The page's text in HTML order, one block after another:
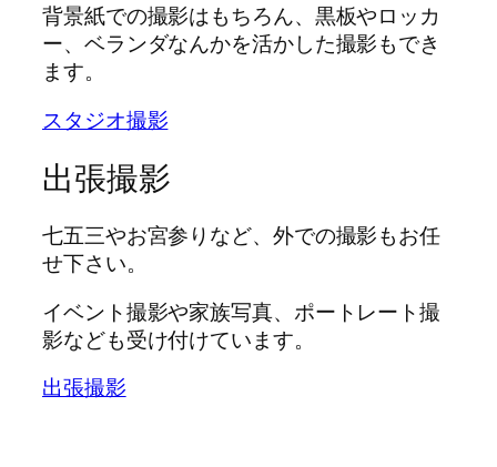
背景紙での撮影はもちろん、黒板やロッカ
ー、ベランダなんかを活かした撮影もでき
ます。
スタジオ撮影
出張撮影
七五三やお宮参りなど、外での撮影もお任
せ下さい。
イベント撮影や家族写真、ポートレート撮
影なども受け付けています。
出張撮影